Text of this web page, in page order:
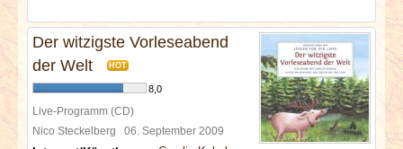
Der witzigste Vorleseabend
der Welt
HOT
8,0
Live-Programm (CD)
Nico Steckelberg 06. September 2009